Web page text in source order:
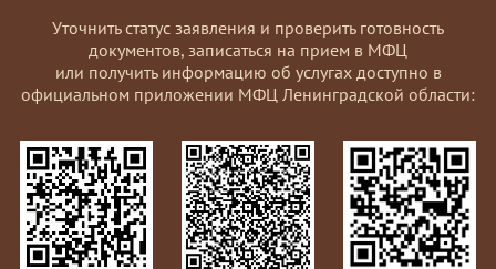
Уточнить статус заявления и проверить готовность
документов, записаться на прием в МФЦ
или получить информацию об услугах доступно в
официальном приложении МФЦ Ленинградской области: